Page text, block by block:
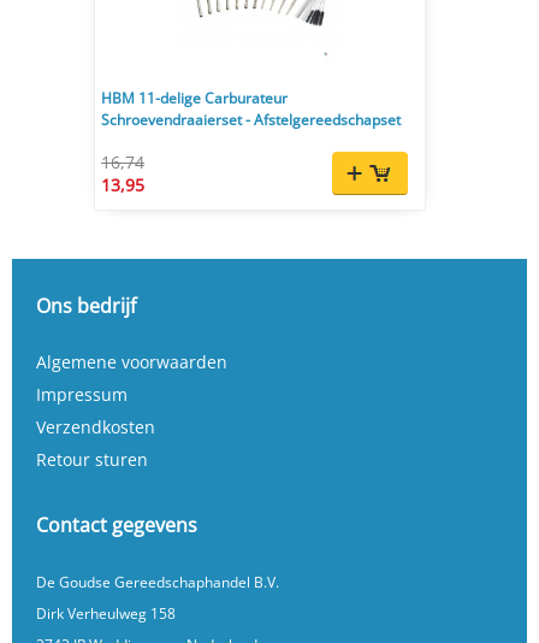
HBM 11-delige Carburateur
Schroevendraaierset - Afstelgereedschapset
16,74
13,95
Ons bedrijf
Algemene voorwaarden
Impressum
Verzendkosten
Retour sturen
Contact gegevens
De Goudse Gereedschaphandel B.V.
Dirk Verheulweg 158